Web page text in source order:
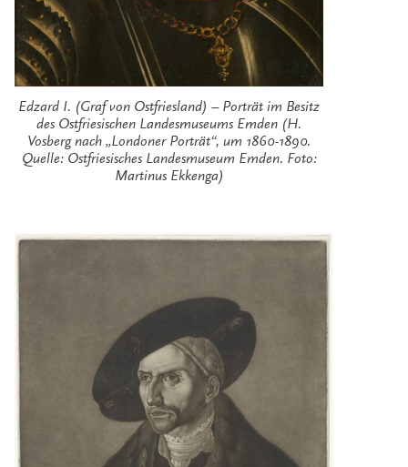
Edzard I. (Graf von Ostfriesland) – Porträt im Besitz
des Ostfriesischen Landesmuseums Emden (H.
Vosberg nach „Londoner Porträt“, um 1860-1890.
Quelle: Ostfriesisches Landesmuseum Emden. Foto:
Martinus Ekkenga)